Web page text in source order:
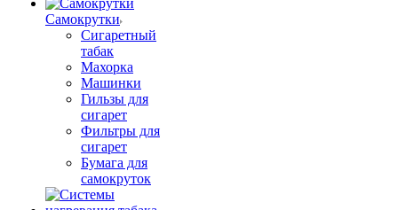
Самокрутки
Сигаретный
табак
Махорка
Машинки
Гильзы для
сигарет
Фильтры для
сигарет
Бумага для
самокруток